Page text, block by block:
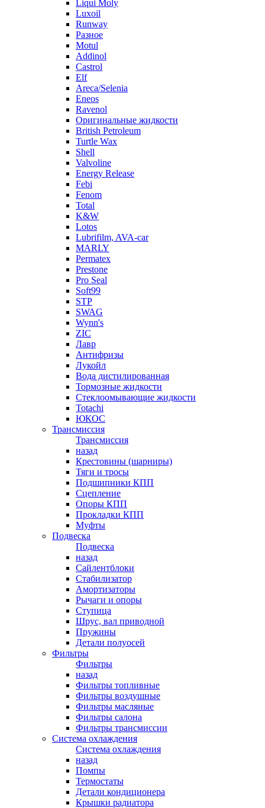
Liqui Moly
Luxoil
Runway
Разное
Motul
Addinol
Castrol
Elf
Areca/Selenia
Eneos
Ravenol
Оригинальные жидкости
British Petroleum
Turtle Wax
Shell
Valvoline
Energy Release
Febi
Fenom
Total
K&W
Lotos
Lubrifilm, AVA-car
MARLY
Permatex
Prestone
Pro Seal
Soft99
STP
SWAG
Wynn's
ZIC
Лавр
Антифризы
Лукойл
Вода дистилированная
Тормозные жидкости
Стеклоомывающие жидкости
Totachi
ЮКОС
Трансмиссия
Трансмиссия
назад
Крестовины (шарниры)
Тяги и тросы
Подшипники КПП
Сцепление
Опоры КПП
Прокладки КПП
Муфты
Подвеска
Подвеска
назад
Сайлентблоки
Стабилизатор
Амортизаторы
Рычаги и опоры
Ступица
Шрус, вал приводной
Пружины
Детали полуосей
Фильтры
Фильтры
назад
Фильтры топливные
Фильтры воздушные
Фильтры масляные
Фильтры салона
Фильтры трансмиссии
Система охлаждения
Система охлаждения
назад
Помпы
Термостаты
Детали кондиционера
Крышки радиатора